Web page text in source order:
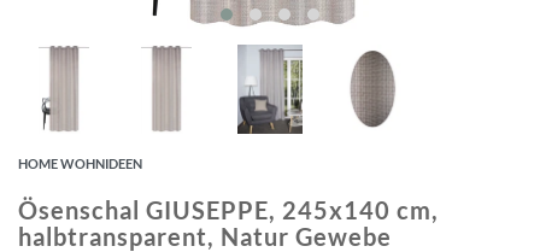
HOME WOHNIDEEN
Ösenschal GIUSEPPE, 245x140 cm,
halbtransparent, Natur Gewebe